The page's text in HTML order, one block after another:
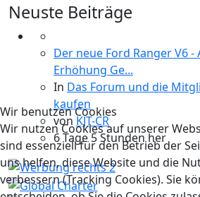
Neuste Beiträge
Der neue Ford Ranger V6
Erhöhung Ge...
In Das Forum und die
kaufen
von KJT-CR
6 Tage 5 Stunden her
Wir benutzen Cookies
Wir nutzen Cookies auf unserer
sind essenziell für den Betrieb der
uns helfen, diese Website und die
verbessern (Tracking Cookies). Sie